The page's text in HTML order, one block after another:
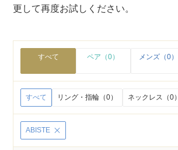
更して再度お試しください。
すべて ペア（0） メンズ（0）
すべて リング・指輪（0） ネックレス（0）
ABISTE